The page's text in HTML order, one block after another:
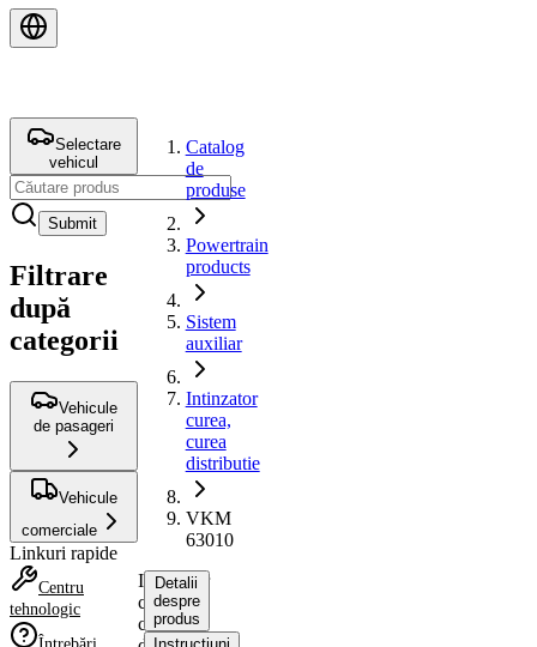
Selectare
vehicul
Submit
Filtrare
după
categorii
Vehicule
de pasageri
Vehicule
comerciale
Linkuri rapide
Centru
tehnologic
Catalog
de
produse
Powertrain
products
Sistem
auxiliar
Intinzator
curea,
curea
distributie
VKM
63010
Intinzator
curea,
curea
Detalii
despre
produs